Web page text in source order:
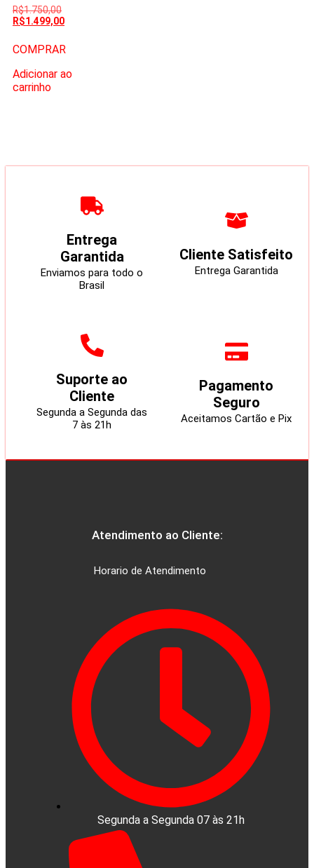
R$1.750,00
R$1.499,00
COMPRAR
Adicionar ao
carrinho
Entrega
Garantida
Enviamos para todo o
Brasil
Cliente Satisfeito
Entrega Garantida
Suporte ao
Cliente
Segunda a Segunda das
7 às 21h
Pagamento
Seguro
Aceitamos Cartão e Pix
Atendimento ao Cliente:
Horario de Atendimento
Segunda a Segunda 07 às 21h